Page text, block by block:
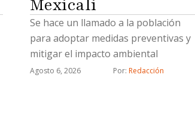
Mexicali
Se hace un llamado a la población
para adoptar medidas preventivas y
mitigar el impacto ambiental
Agosto 6, 2026 Por: Redacción